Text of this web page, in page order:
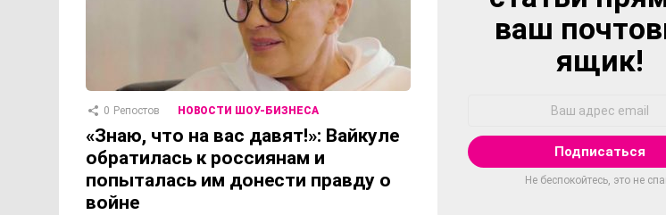
0 Репостов НОВОСТИ ШОУ-БИЗНЕСА
«Знаю, что на вас давят!»: Вайкуле
обратилась к россиянам и
попыталась им донести правду о
войне
ваш
ящик!
Не беспокойтесь, это не